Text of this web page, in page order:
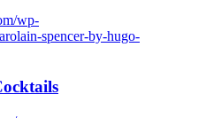
wp-
spencer-by-hugo-